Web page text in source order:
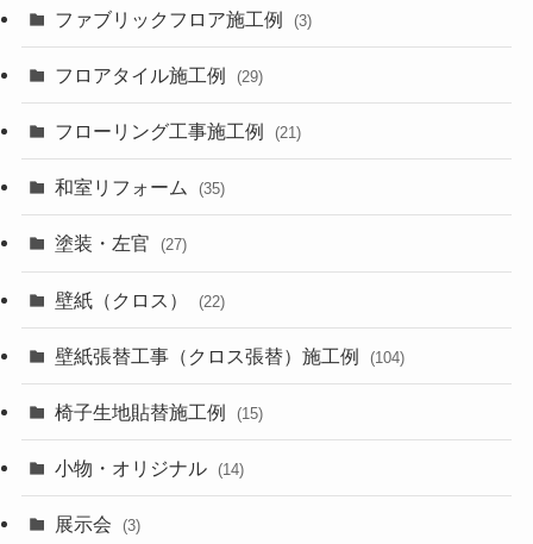
ファブリックフロア施工例 (3)
フロアタイル施工例 (29)
フローリング工事施工例 (21)
和室リフォーム (35)
塗装・左官 (27)
壁紙（クロス） (22)
壁紙張替工事（クロス張替）施工例 (104)
椅子生地貼替施工例 (15)
小物・オリジナル (14)
展示会 (3)